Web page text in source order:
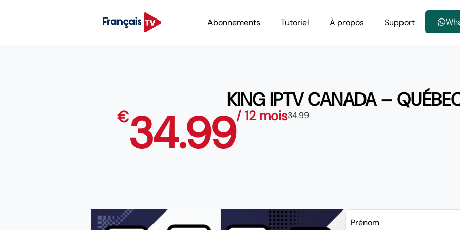
Abonnements Tutoriel À propos Support
KING IPTV CANADA –
€34.99/ 12 mois34.99
Prénom